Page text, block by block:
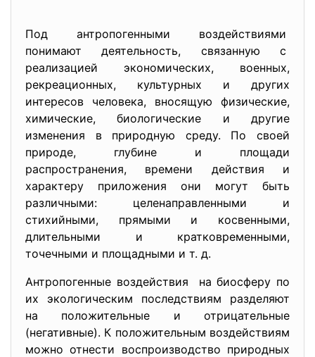
Под антропогенными воздействиями
понимают деятельность, связанную с
реализацией экономических, военных,
рекреационных, культурных и других
интересов человека, вносящую физические,
химические, биологические и другие
изменения в природную среду. По своей
природе, глубине и площади
распространения, времени действия и
характеру приложения они могут быть
различными: целенаправленными и
стихийными, прямыми и косвенными,
длительными и кратковременными,
точечными и площадными и т. д.
Антропогенные воздействия на биосферу по
их экологическим последствиям разделяют
на положительные и отрицательные
(негативные). К положительным воздействиям
можно отнести воспроизводство природных